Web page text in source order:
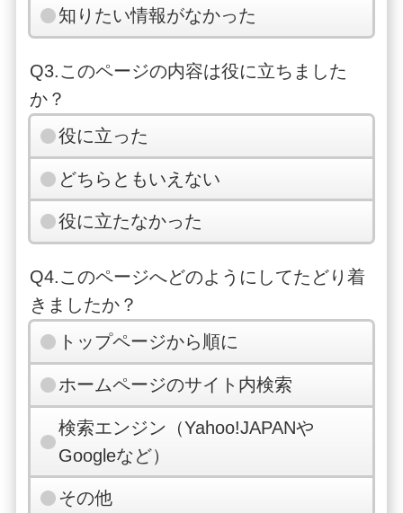
知りたい情報がなかった
Q3.このページの内容は役に立ちました
か？
役に立った
どちらともいえない
役に立たなかった
Q4.このページへどのようにしてたどり着
きましたか？
トップページから順に
ホームページのサイト内検索
検索エンジン（Yahoo!JAPANや
Googleなど）
その他